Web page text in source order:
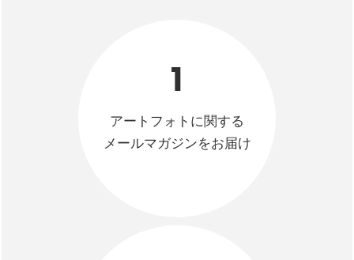
1
アートフォトに関する
メールマガジンをお届け